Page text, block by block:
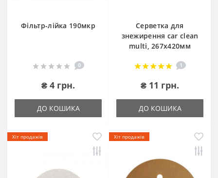
Фільтр-лійка 190мкр
0
₴ 4 грн.
ДО КОШИКА
Серветка для
знежирення car clean
multi, 267х420мм
1
₴ 11 грн.
ДО КОШИКА
Хіт продажів Хіт продажів